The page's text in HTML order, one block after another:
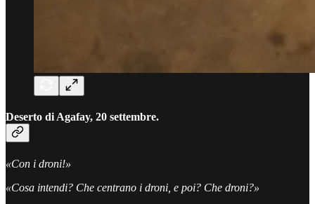
Deserto di Agafay, 20 settembre.
«Con i droni!»
«Cosa intendi? Che centrano i droni, e poi? Che droni?»